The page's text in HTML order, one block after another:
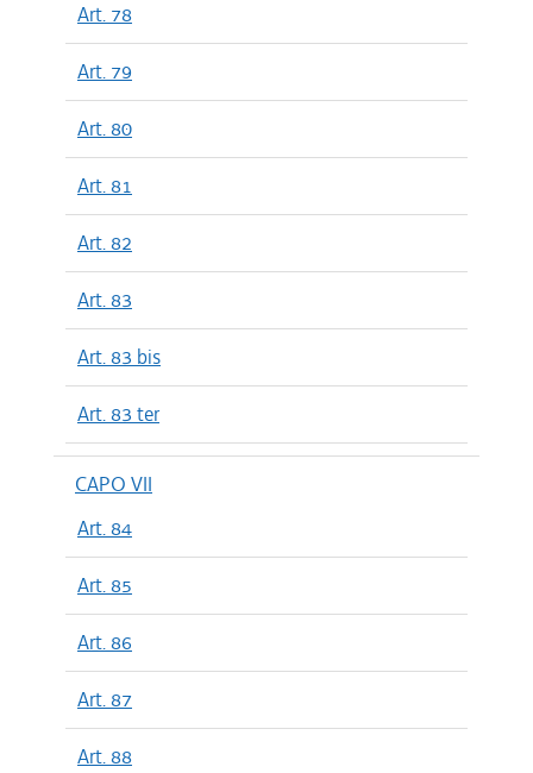
Art. 78
Art. 79
Art. 80
Art. 81
Art. 82
Art. 83
Art. 83 bis
Art. 83 ter
CAPO VII
Art. 84
Art. 85
Art. 86
Art. 87
Art. 88